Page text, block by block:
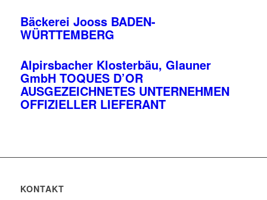
Bäckerei Jooss BADEN-
WÜRTTEMBERG
Alpirsbacher Klosterbäu, Glauner
GmbH TOQUES D’OR
AUSGEZEICHNETES UNTERNEHMEN
OFFIZIELLER LIEFERANT
KONTAKT